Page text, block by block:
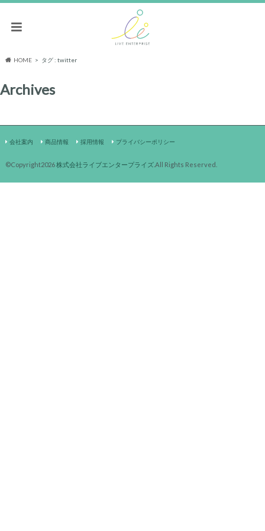
HOME タグ : twitter
Archives
会社案内 商品情報 採用情報 プライバシーポリシー
©Copyright2026株式会社ライブエンタープライズ.All Rights Reserved.